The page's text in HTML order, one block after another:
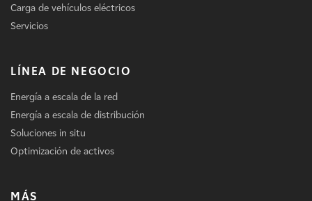
Carga de vehículos eléctricos
Servicios
LÍNEA DE NEGOCIO
Energía a escala de la red
Energía a escala de distribución
Soluciones in situ
Optimización de activos
MÁS